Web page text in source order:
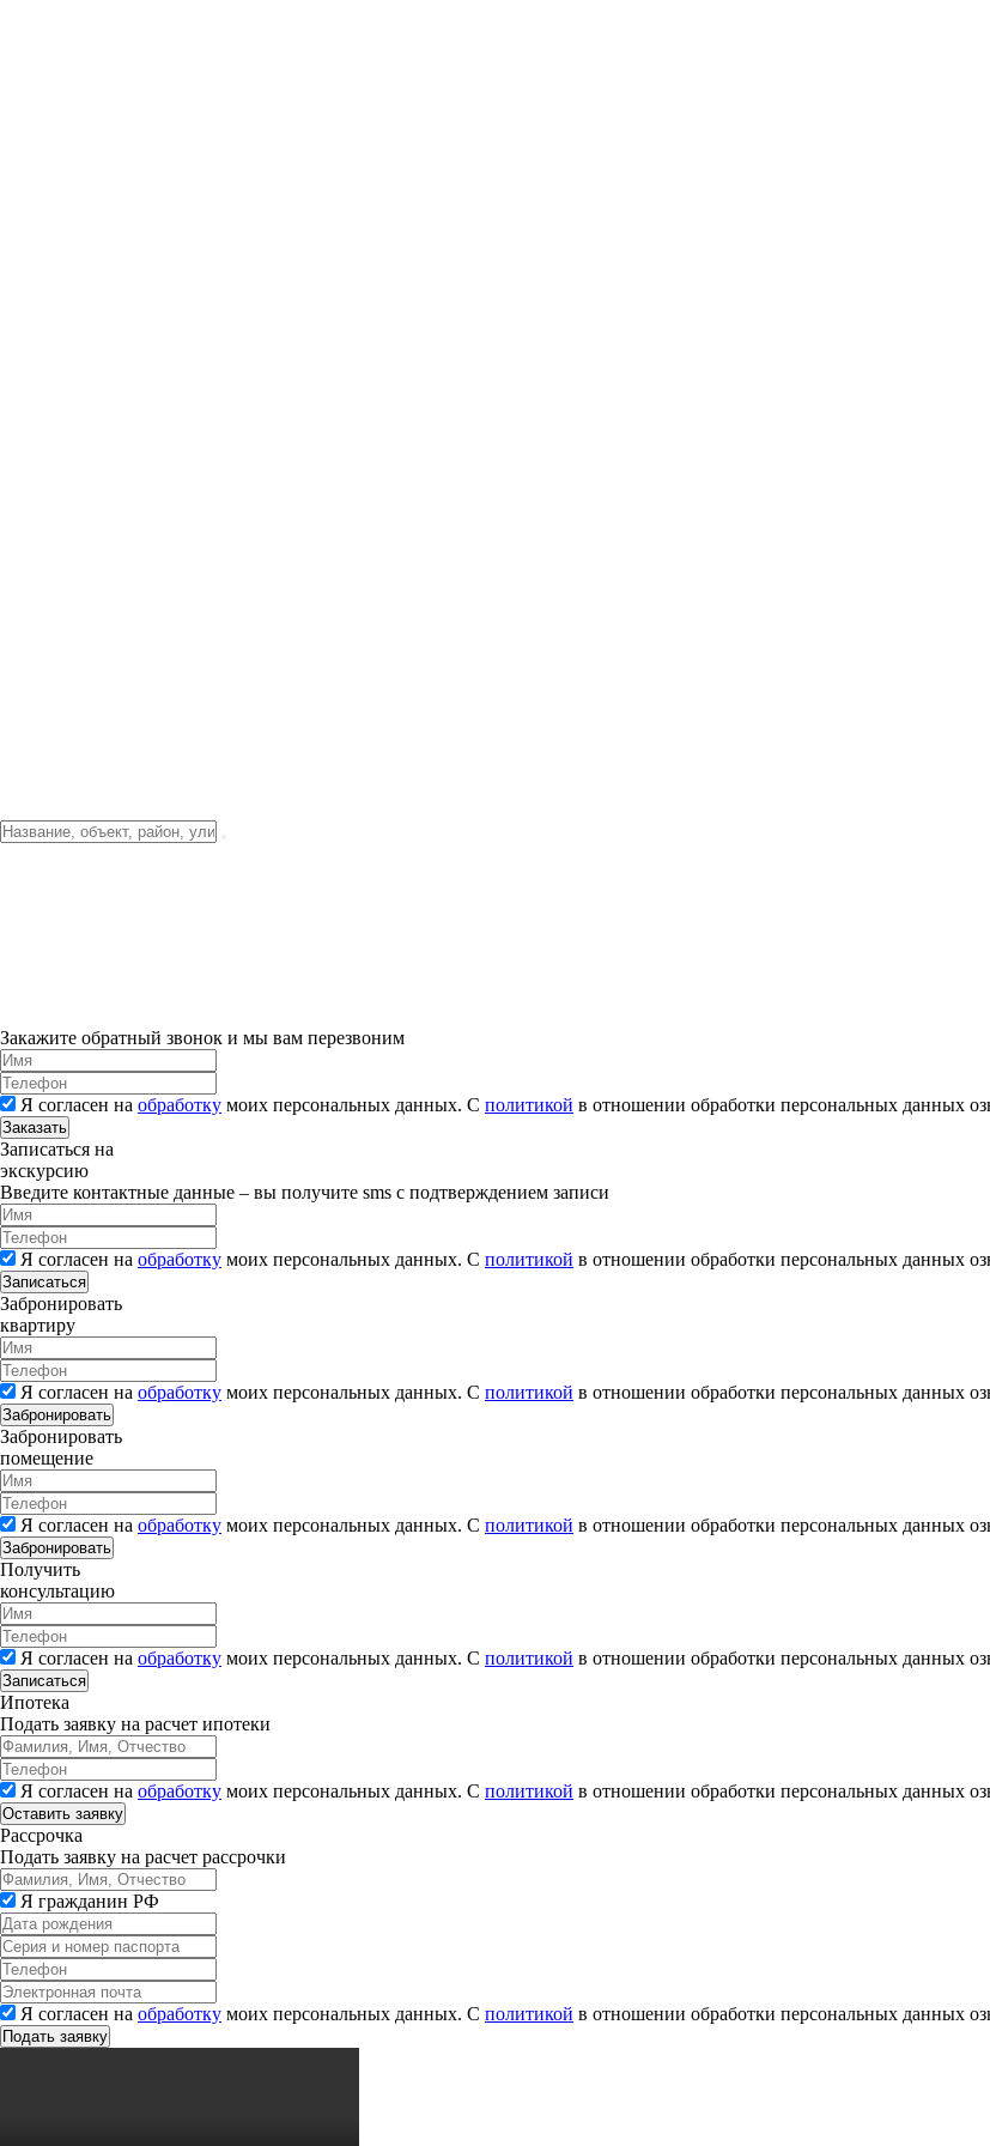
Закажите обратный звонок и мы вам перезвоним
Я согласен на обработку моих персональных данных. С политикой в отношении обработки персональных данных
Заказать
Записаться на
экскурсию
Введите контактные данные – вы получите sms с подтверждением записи
Я согласен на обработку моих персональных данных. С политикой в отношении обработки персональных данных
Записаться
Забронировать
квартиру
Я согласен на обработку моих персональных данных. С политикой в отношении обработки персональных данных
Забронировать
Забронировать
помещение
Я согласен на обработку моих персональных данных. С политикой в отношении обработки персональных данных
Забронировать
Получить
консультацию
Я согласен на обработку моих персональных данных. С политикой в отношении обработки персональных данных
Записаться
Ипотека
Подать заявку на расчет ипотеки
Я согласен на обработку моих персональных данных. С политикой в отношении обработки персональных данных
Рассрочка
Подать заявку на расчет рассрочки
Я гражданин РФ
Я согласен на обработку моих персональных данных. С политикой в отношении обработки персональных данных